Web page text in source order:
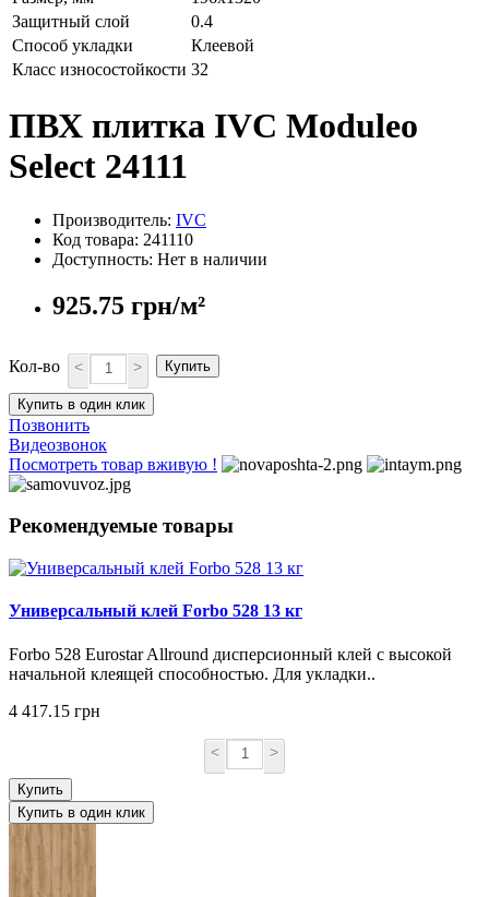
Защитный слой
0.4
Способ укладки
Клеевой
Класс износостойкости 32
ПВХ плитка IVC Moduleo
Select 24111
Производитель: IVC
Код товара: 241110
Доступность: Нет в наличии
925.75 грн/м²
Кол-во < > Купить
Купить в один клик
Позвонить
Видеозвонок
Посмотреть товар вживую !
Рекомендуемые товары
Универсальный клей Forbo 528 13 кг
Forbo 528 Eurostar Allround дисперсионный клей с высокой
начальной клеящей способностью. Для укладки..
4 417.15 грн
< >
Купить
Купить в один клик